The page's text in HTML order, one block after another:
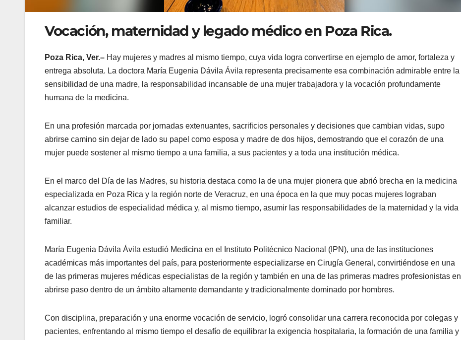
Vocación, maternidad y legado médico en Poza Rica.
Poza Rica, Ver.– Hay mujeres y madres al mismo tiempo, cuya vida logra convertirse en ejemplo de amor, fortaleza y
entrega absoluta. La doctora María Eugenia Dávila Ávila representa precisamente esa combinación admirable entre la
sensibilidad de una madre, la responsabilidad incansable de una mujer trabajadora y la vocación profundamente
humana de la medicina.
En una profesión marcada por jornadas extenuantes, sacrificios personales y decisiones que cambian vidas, supo
abrirse camino sin dejar de lado su papel como esposa y madre de dos hijos, demostrando que el corazón de una
mujer puede sostener al mismo tiempo a una familia, a sus pacientes y a toda una institución médica.
En el marco del Día de las Madres, su historia destaca como la de una mujer pionera que abrió brecha en la medicina
especializada en Poza Rica y la región norte de Veracruz, en una época en la que muy pocas mujeres lograban
alcanzar estudios de especialidad médica y, al mismo tiempo, asumir las responsabilidades de la maternidad y la vida
familiar.
María Eugenia Dávila Ávila estudió Medicina en el Instituto Politécnico Nacional (IPN), una de las instituciones
académicas más importantes del país, para posteriormente especializarse en Cirugía General, convirtiéndose en una
de las primeras mujeres médicas especialistas de la región y también en una de las primeras madres profesionistas en
abrirse paso dentro de un ámbito altamente demandante y tradicionalmente dominado por hombres.
Con disciplina, preparación y una enorme vocación de servicio, logró consolidar una carrera reconocida por colegas y
pacientes, enfrentando al mismo tiempo el desafío de equilibrar la exigencia hospitalaria, la formación de una familia y